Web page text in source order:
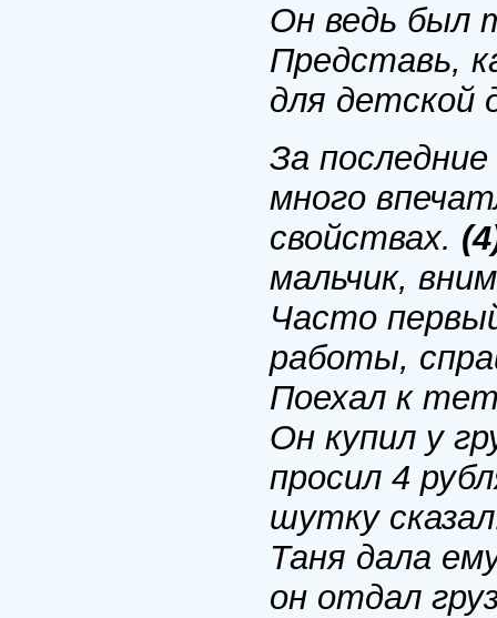
Он ведь был
Представь,
для детской
За
много
свойствах.
мальчик,
Часто
работы,
Поехал к
Он купил у
просил 4
шутку
Таня дала
он отдал